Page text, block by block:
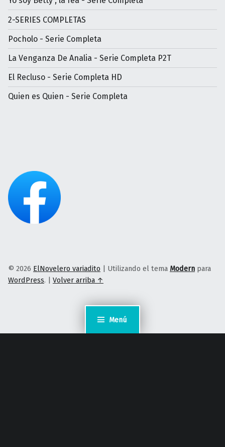
Menú
2-SERIES COMPLETAS
Pocholo - Serie Completa
La Venganza De Analia - Serie Completa P2T
El Recluso - Serie Completa HD
Quien es Quien - Serie Completa
© 2026 ElNovelero variadito | Utilizando el tema Modern para
WordPress. | Volver arriba ↑